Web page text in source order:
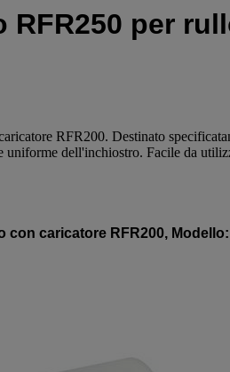
per
RFR200. Destinato
dell'inchiostro. Facile da
con caricatore RFR200,